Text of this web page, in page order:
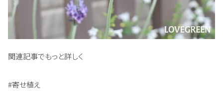
関連記事でもっと詳しく
#寄せ植え